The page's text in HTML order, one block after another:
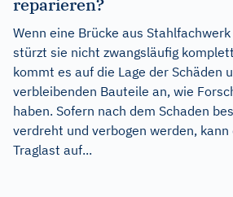
reparieren?
Wenn eine Brücke aus
stürzt sie nicht zwangsläufig
kommt es auf die Lage der Schäden
verbleibenden Bauteile an, wie
haben. Sofern nach dem Schaden
verdreht und verbogen werden,
Traglast auf...